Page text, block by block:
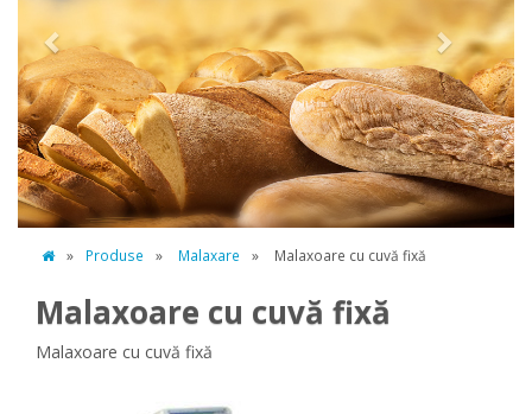
» Produse » Malaxare » Malaxoare cu cuvă fixă
Malaxoare cu cuvă fixă
Malaxoare cu cuvă fixă